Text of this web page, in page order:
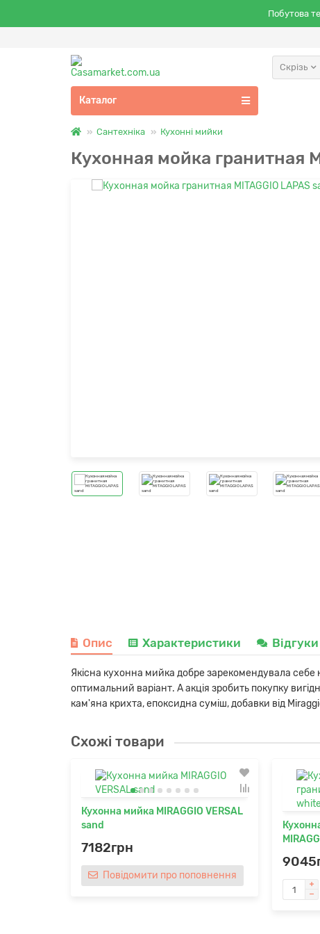
Побутова
Скрізь
Каталог
Сантехніка Кухонні мийки
Кухонная мойка гранитная
Опис Характеристики Відгуки
Якісна кухонна мийка добре зарекомендувала себе
оптимальний варіант. А акція зробить покупку
кам'яна крихта, епоксидна суміш, добавки від
Схожі товари
Кухонна мийка MIRAGGIO VERSAL
sand
7182грн
Повідомити про поповнення